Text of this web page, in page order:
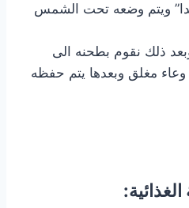
ويتم وضعه تحت الشمس
ذلك نقوم بطحنه الى
وعاء مغلق وبعدها يتم حفظه